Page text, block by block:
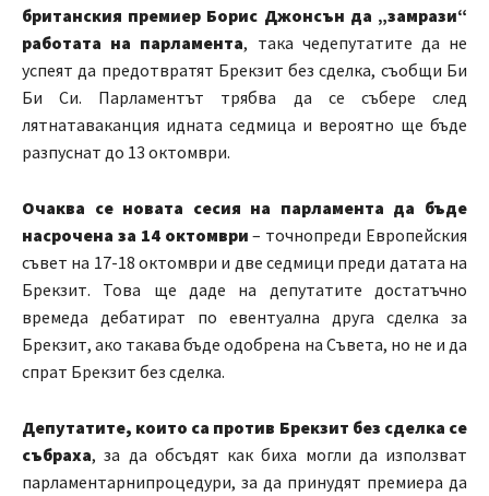
британския премиер Борис Джонсън да „замрази“
работата на парламента, така чедепутатите да не
успеят да предотвратят Брекзит без сделка, съобщи Би
Би Си. Парламентът трябва да се събере след
лятнатаваканция идната седмица и вероятно ще бъде
разпуснат до 13 октомври.
Очаква се новата сесия на парламента да бъде
насрочена за 14 октомври – точнопреди Европейския
съвет на 17-18 октомври и две седмици преди датата на
Брекзит. Това ще даде на депутатите достатъчно
времеда дебатират по евентуална друга сделка за
Брекзит, ако такава бъде одобрена на Съвета, но не и да
спрат Брекзит без сделка.
Депутатите, които са против Брекзит без сделка се
събраха, за да обсъдят как биха могли да използват
парламентарнипроцедури, за да принудят премиера да